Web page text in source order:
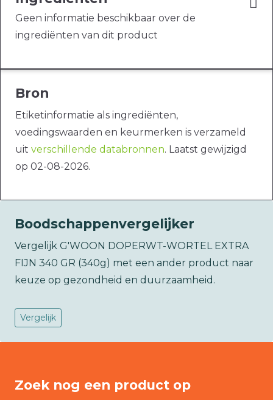
Geen informatie beschikbaar over de
ingrediënten van dit product
Bron
Etiketinformatie als ingrediënten,
voedingswaarden en keurmerken is verzameld
uit verschillende databronnen. Laatst gewijzigd
op 02-08-2026.
Boodschappenvergelijker
Vergelijk G'WOON DOPERWT-WORTEL EXTRA
FIJN 340 GR (340g) met een ander product naar
keuze op gezondheid en duurzaamheid.
Vergelijk
Zoek nog een product op